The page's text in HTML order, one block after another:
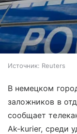
Источник: Reuters
В немецком
заложников в
сообщает
Ak-kurier, среди